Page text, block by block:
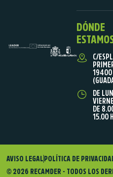
DÓNDE
C/
19400
DE
DE
15.00
© 2026 RECAMDER - TODOS LOS
AVISO LEGAL POLÍTICA DE